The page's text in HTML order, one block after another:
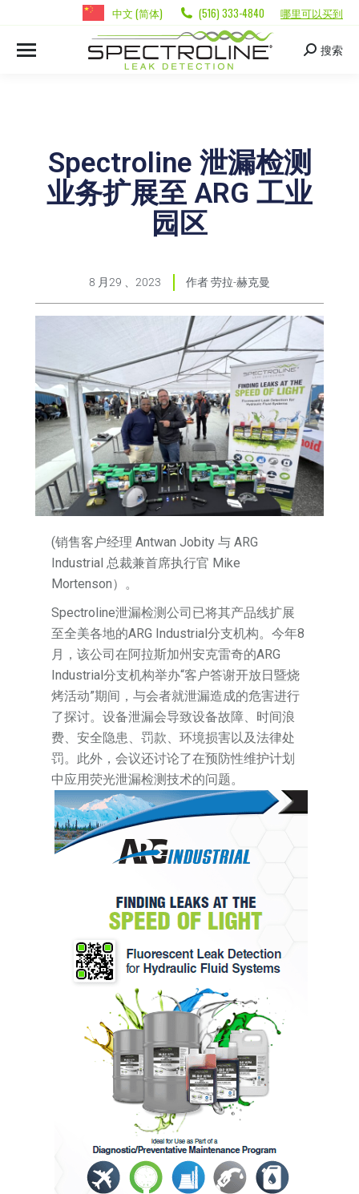
中文 (简体) (516) 333-4840 哪里可以买到
搜索
Spectroline 泄漏检测
业务扩展至 ARG 工业
园区
8 月29 、2023 作者劳拉-赫克曼
(销售客户经理 Antwan Jobity 与 ARG
Industrial 总裁兼首席执行官 Mike
Mortenson）。
Spectroline泄漏检测公司已将其产品线扩展
至全美各地的ARG Industrial分支机构。今年8
月，该公司在阿拉斯加州安克雷奇的ARG
Industrial分支机构举办“客户答谢开放日暨烧
烤活动”期间，与会者就泄漏造成的危害进行
了探讨。设备泄漏会导致设备故障、时间浪
费、安全隐患、罚款、环境损害以及法律处
罚。此外，会议还讨论了在预防性维护计划
中应用荧光泄漏检测技术的问题。